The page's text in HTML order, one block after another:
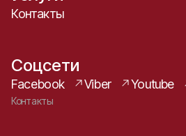
Соцсети
Facebook Viber Youtube
Контакты
Контакты